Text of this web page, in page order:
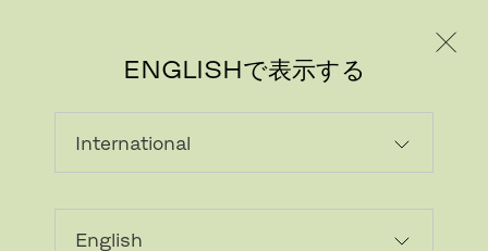
ENGLISHで表示する